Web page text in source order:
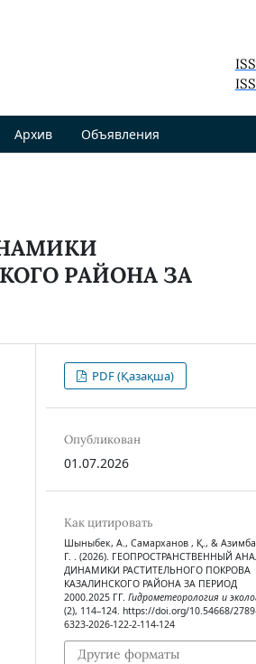
Архив Объявления
РАЙОНА ЗА
PDF (Қазақша)
Опубликован
01.07.2026
Как цитировать
Шыныбек, А., Самарханов , Қ., &
Г. . (2026). ГЕОПРОСТРАНСТВЕННЫЙ
ДИНАМИКИ РАСТИТЕЛЬНОГО ПОКРОВА
КАЗАЛИНСКОГО РАЙОНА ЗА ПЕРИОД
2000.2025 ГГ. Гидрометеорология и
(2), 114–124. https://doi.org/10.54668/
6323-2026-122-2-114-124
Другие форматы